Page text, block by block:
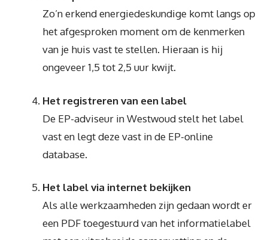
Zo’n erkend energiedeskundige komt langs op
het afgesproken moment om de kenmerken
van je huis vast te stellen. Hieraan is hij
ongeveer 1,5 tot 2,5 uur kwijt.
Het registreren van een label
De EP-adviseur in Westwoud stelt het label
vast en legt deze vast in de EP-online
database.
Het label via internet bekijken
Als alle werkzaamheden zijn gedaan wordt er
een PDF toegestuurd van het informatielabel